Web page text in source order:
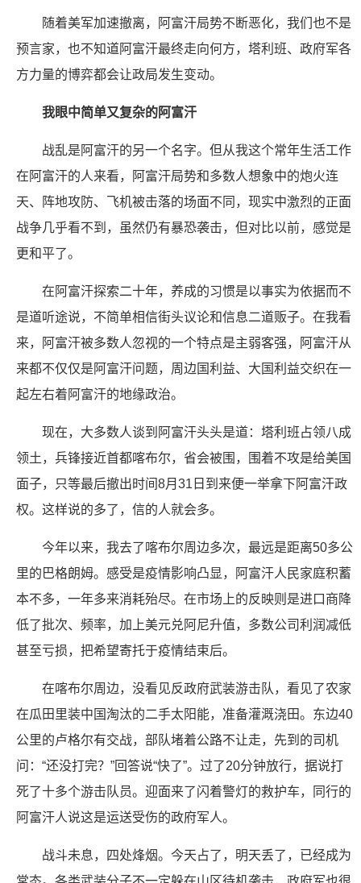
随着美军加速撤离，阿富汗局势不断恶化，我们也不是
预言家，也不知道阿富汗最终走向何方，塔利班、政府军各
方力量的博弈都会让政局发生变动。
我眼中简单又复杂的阿富汗
战乱是阿富汗的另一个名字。但从我这个常年生活工作
在阿富汗的人来看，阿富汗局势和多数人想象中的炮火连
天、阵地攻防、飞机被击落的场面不同，现实中激烈的正面
战争几乎看不到，虽然仍有暴恐袭击，但对比以前，感觉是
更和平了。
在阿富汗探索二十年，养成的习惯是以事实为依据而不
是道听途说，不简单相信街头议论和信息二道贩子。在我看
来，阿富汗被多数人忽视的一个特点是主弱客强，阿富汗从
来都不仅仅是阿富汗问题，周边国利益、大国利益交织在一
起左右着阿富汗的地缘政治。
现在，大多数人谈到阿富汗头头是道：塔利班占领八成
领土，兵锋接近首都喀布尔，省会被围，围着不攻是给美国
面子，只等最后撤出时间8月31日到来便一举拿下阿富汗政
权。这样说的多了，信的人就会多。
今年以来，我去了喀布尔周边多次，最远是距离50多公
里的巴格朗姆。感受是疫情影响凸显，阿富汗人民家庭积蓄
本不多，一年多来消耗殆尽。在市场上的反映则是进口商降
低了批次、频率，加上美元兑阿尼升值，多数公司利润减低
甚至亏损，把希望寄托于疫情结束后。
在喀布尔周边，没看见反政府武装游击队，看见了农家
在瓜田里装中国淘汰的二手太阳能，准备灌溉浇田。东边40
公里的卢格尔有交战，部队堵着公路不让走，先到的司机
问：“还没打完？”回答说“快了”。过了20分钟放行，据说打
死了十多个游击队员。迎面来了闪着警灯的救护车，同行的
阿富汗人说这是运送受伤的政府军人。
战斗未息，四处烽烟。今天占了，明天丢了，已经成为